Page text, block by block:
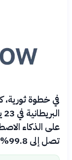
على الذكاء
تصل إلى 99.8% باستخدام الهواتف الذكية.